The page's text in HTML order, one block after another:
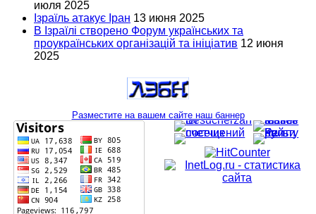
июля 2025
Ізраїль атакує Іран 13 июня 2025
В Ізраїлі створено Форум українських та
проукраїнських організацій та ініціатив 12 июня
2025
Разместите на вашем сайте наш баннер